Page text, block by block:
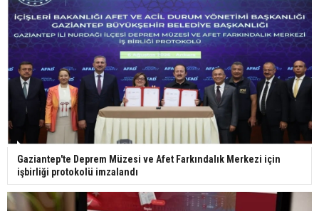
29 Mayıs okullar tatil mi?
Bilim kurgu gerçekleşiyor... Dondurulmuş
insanları hayata döndürecek keşif
Ünlü türkücü Mahmut Tuncer estetik operasyon
geçirdi: Son hali gündem oldu
Gaziantep'te Deprem Müzesi ve Afet Farkındalık Merkezi için
işbirliği protokolü imzalandı